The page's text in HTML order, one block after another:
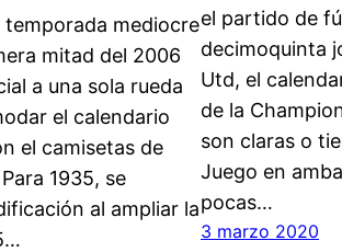
temporada mediocre
mitad del 2006
a una sola rueda
el calendario
el camisetas de
1935, se
al ampliar la
el partido de
decimoquinta
Utd, el
de la
son claras o
Juego en
pocas…
3 marzo 2020